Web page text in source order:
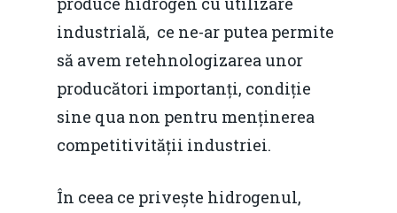
industrială, ce ne-ar putea permite
să avem retehnologizarea unor
producători importanți, condiție
sine qua non pentru menținerea
competitivității industriei.
În ceea ce privește hidrogenul,